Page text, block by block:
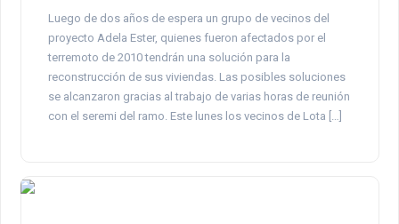
Luego de dos años de espera un grupo de vecinos del
proyecto Adela Ester, quienes fueron afectados por el
terremoto de 2010 tendrán una solución para la
reconstrucción de sus viviendas. Las posibles soluciones
se alcanzaron gracias al trabajo de varias horas de reunión
con el seremi del ramo. Este lunes los vecinos de Lota […]